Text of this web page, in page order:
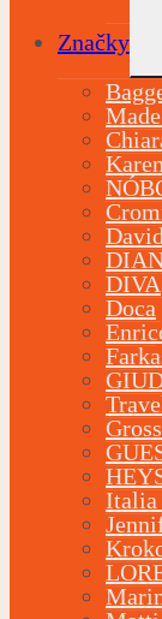
Značky
Karen
DIVA
Doca
Italia